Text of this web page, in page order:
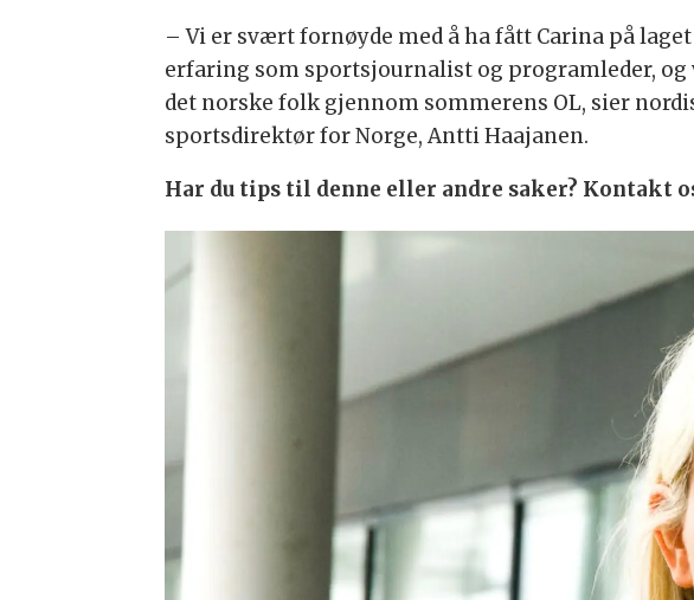
– Vi er svært fornøyde med å ha fått Carina på
erfaring som sportsjournalist og programleder, og
det norske folk gjennom sommerens OL, sier
sportsdirektør for Norge, Antti Haajanen.
Har du tips til denne eller andre saker? Kontakt